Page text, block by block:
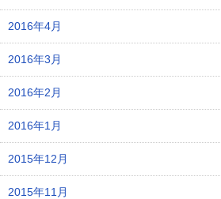
2016年4月
2016年3月
2016年2月
2016年1月
2015年12月
2015年11月